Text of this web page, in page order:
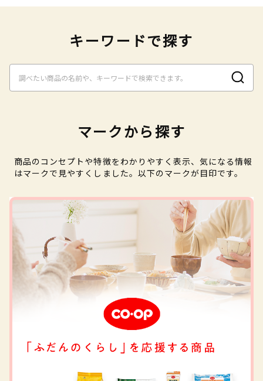
キーワードで探す
マークから探す
商品のコンセプトや特徴をわかりやすく表示、気になる情報
はマークで見やすくしました。以下のマークが目印です。